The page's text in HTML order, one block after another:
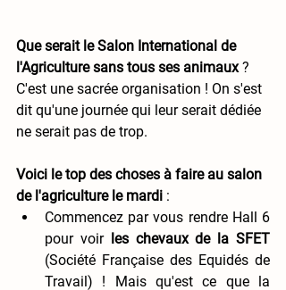
Que serait le Salon International de
l'Agriculture sans tous ses animaux ?
C'est une sacrée organisation ! On s'est
dit qu'une journée qui leur serait dédiée
ne serait pas de trop.
Voici le top des choses à faire au salon
de l'agriculture le mardi :
Commencez par vous rendre Hall 6
pour voir les chevaux de la SFET
(Société Française des Equidés de
Travail) ! Mais qu'est ce que la